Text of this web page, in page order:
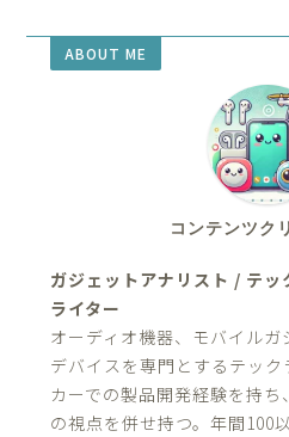
ABOUT ME
コンテンツク
ガジェットアナリスト / テッ
ライター
オーディオ機器、モバイル
デバイスを専門とするテッ
カーでの製品開発経験を持
の視点を併せ持つ。年間100